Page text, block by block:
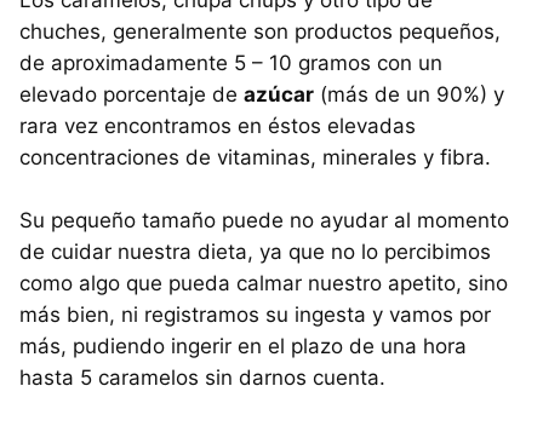
chuches, generalmente son productos pequeños,
de aproximadamente 5 – 10 gramos con un
elevado porcentaje de azúcar (más de un 90%) y
rara vez encontramos en éstos elevadas
concentraciones de vitaminas, minerales y fibra.
Su pequeño tamaño puede no ayudar al momento
de cuidar nuestra dieta, ya que no lo percibimos
como algo que pueda calmar nuestro apetito, sino
más bien, ni registramos su ingesta y vamos por
más, pudiendo ingerir en el plazo de una hora
hasta 5 caramelos sin darnos cuenta.